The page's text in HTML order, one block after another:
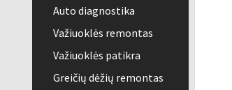
Auto diagnostika
Važiuoklės remontas
Važiuoklės patikra
Greičių dėžių remontas